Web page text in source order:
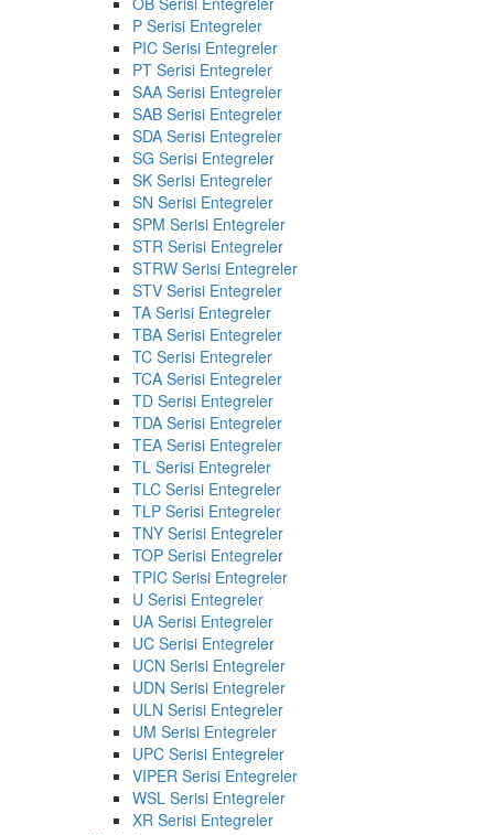
P Serisi Entegreler
PIC Serisi Entegreler
PT Serisi Entegreler
SAA Serisi Entegreler
SAB Serisi Entegreler
SDA Serisi Entegreler
SG Serisi Entegreler
SK Serisi Entegreler
SN Serisi Entegreler
SPM Serisi Entegreler
STR Serisi Entegreler
STRW Serisi Entegreler
STV Serisi Entegreler
TA Serisi Entegreler
TBA Serisi Entegreler
TC Serisi Entegreler
TCA Serisi Entegreler
TD Serisi Entegreler
TDA Serisi Entegreler
TEA Serisi Entegreler
TL Serisi Entegreler
TLC Serisi Entegreler
TLP Serisi Entegreler
TNY Serisi Entegreler
TOP Serisi Entegreler
TPIC Serisi Entegreler
U Serisi Entegreler
UA Serisi Entegreler
UC Serisi Entegreler
UCN Serisi Entegreler
UDN Serisi Entegreler
ULN Serisi Entegreler
UM Serisi Entegreler
UPC Serisi Entegreler
VIPER Serisi Entegreler
WSL Serisi Entegreler
XR Serisi Entegreler